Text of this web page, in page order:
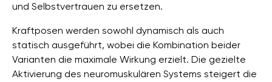
und Selbstvertrauen zu ersetzen.
Kraftposen werden sowohl dynamisch als auch
statisch ausgeführt, wobei die Kombination beider
Varianten die maximale Wirkung erzielt. Die gezielte
Aktivierung des neuromuskulären Systems steigert die